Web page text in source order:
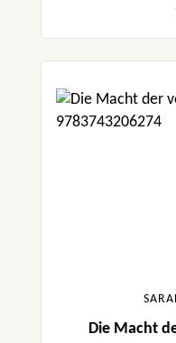
Die Macht